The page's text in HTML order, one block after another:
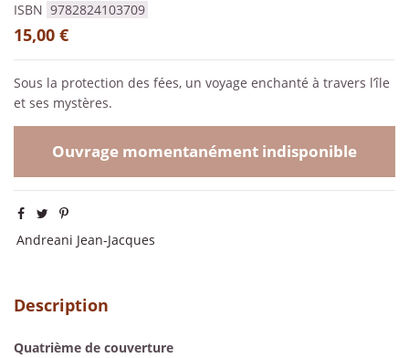
ISBN 9782824103709
15,00 €
Sous la protection des fées, un voyage enchanté à travers l’île
et ses mystères.
Ouvrage momentanément indisponible
Andreani Jean-Jacques
Description
Quatrième de couverture